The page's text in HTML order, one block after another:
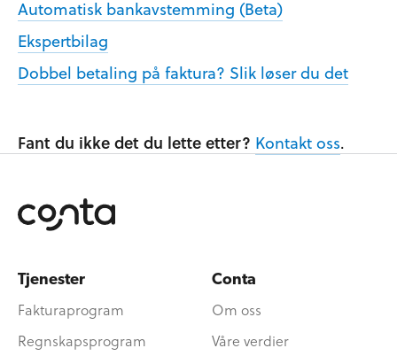
Automatisk bankavstemming (Beta)
Ekspertbilag
Dobbel betaling på faktura? Slik løser du det
Fant du ikke det du lette etter? Kontakt oss.
Tjenester
Fakturaprogram
Regnskapsprogram
Conta
Om oss
Våre verdier